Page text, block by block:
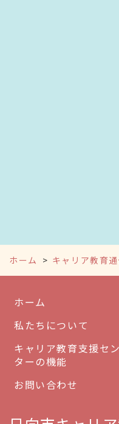
ホーム キャリア教育
ホーム
私たちについて
キャリア教育支援セン
ターの機能
お問い合わせ